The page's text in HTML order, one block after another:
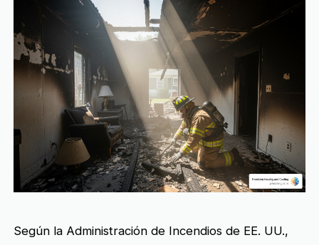
Según la Administración de Incendios de EE. UU.,